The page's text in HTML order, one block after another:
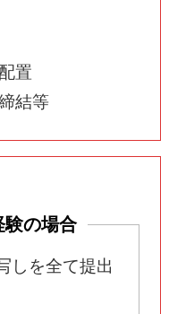
置
結等
験の場合
を全て提出